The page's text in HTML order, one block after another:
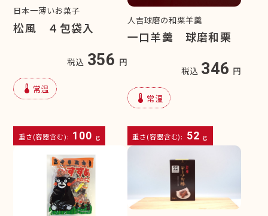
日本一薄いお菓子
松風 ４包袋入
税込 356 円
device_thermostat 常温
重さ(容器含む): 100 g
人吉球磨の和栗羊羹
一口羊羹 球磨和栗
税込 346 円
device_thermostat 常温
重さ(容器含む): 52 g